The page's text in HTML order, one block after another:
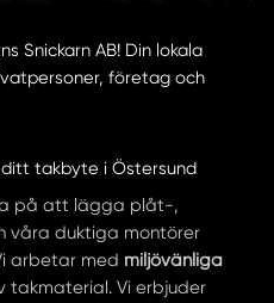
Snickarn AB! Din lokala
företag och
takbyte i Östersund
på att lägga plåt-,
våra duktiga montörer
arbetar med miljövänliga
takmaterial. Vi erbjuder